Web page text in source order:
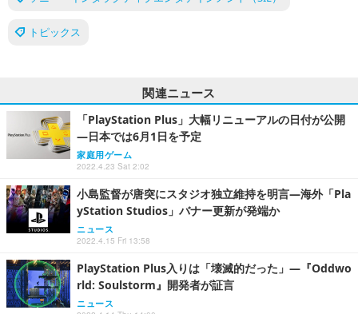
トピックス
関連ニュース
「PlayStation Plus」大幅リニューアルの日付が公開
―日本では6月1日を予定
家庭用ゲーム
2022.4.23 Sat 2:02
小島監督が唐突にスタジオ独立維持を明言―海外「Pla
yStation Studios」バナー更新が発端か
ニュース
2022.4.15 Fri 13:58
PlayStation Plus入りは「壊滅的だった」―『Oddwo
rld: Soulstorm』開発者が証言
ニュース